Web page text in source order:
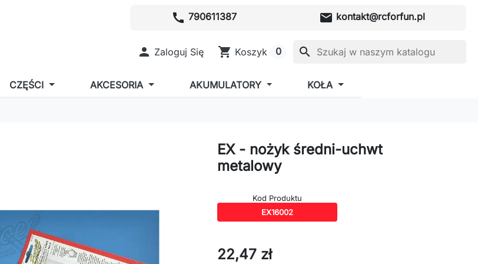
call 790611387 mail kontakt@rcforfun.pl
 Zaloguj Się shopping_cart Koszyk 0 search
CZĘŚCI AKCESORIA AKUMULATORY KOŁA
EX - nożyk średni-uchwt
metalowy
Kod Produktu
EX16002
22,47 zł